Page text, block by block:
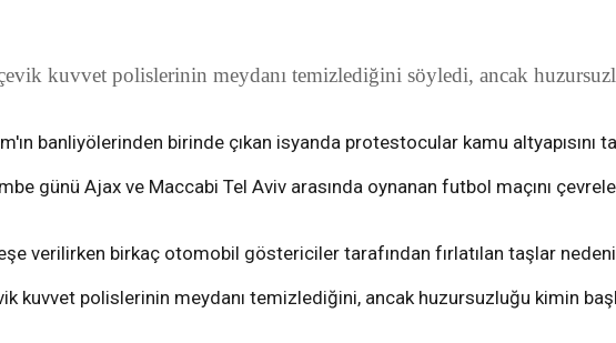
kuvvet polislerinin meydanı temizlediğini söyledi, ancak
banliyölerinden birinde çıkan isyanda protestocular kamu altyapısını
günü Ajax ve Maccabi Tel Aviv arasında oynanan futbol maçını
verilirken birkaç otomobil göstericiler tarafından fırlatılan taşlar
kuvvet polislerinin meydanı temizlediğini, ancak huzursuzluğu kimin